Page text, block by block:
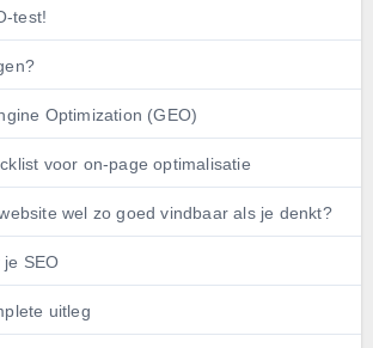
test!
Optimization (GEO)
voor on-page optimalisatie
wel zo goed vindbaar als je denkt?
je SEO
uitleg